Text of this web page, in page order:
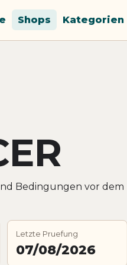
Shops Kategorien
Bedingungen vor dem
Letzte Pruefung
07/08/2026